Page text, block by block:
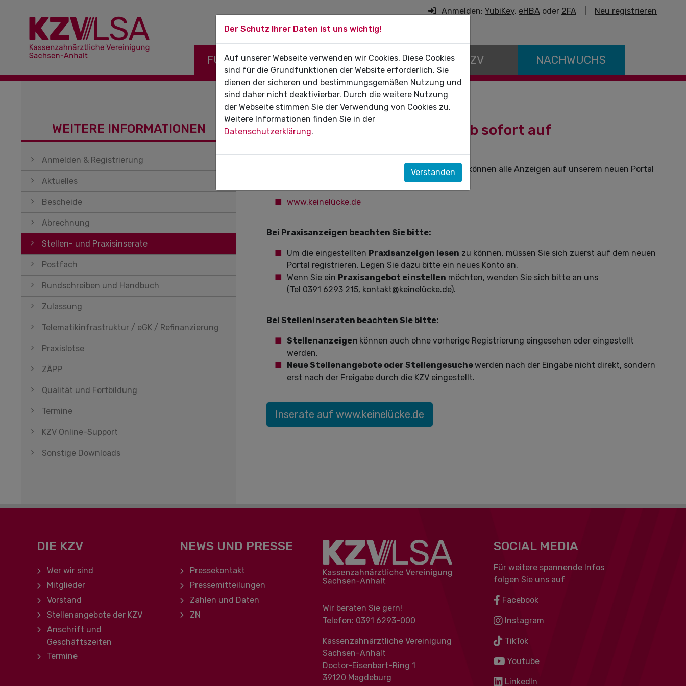
Anmelden: YubiKey, eHBA oder 2FA Neu registrieren
FÜR DIE PRAXIS FÜR PATIENTEN DIE KZV NACHWUCHS
Stellen- und Praxisinserate ab sofort auf
Unsere Stellen- und Praxisbörse ist umgezogen. Sie können alle Anzeigen auf unserem neuen Portal
www.keinelücke.de inserieren oder einsehen.
www.keinelücke.de
Bei Praxisanzeigen beachten Sie bitte:
Um die eingestellten Praxisanzeigen lesen zu können, müssen Sie sich zuerst auf dem neuen
Portal registrieren. Legen Sie dazu bitte ein neues Konto an.
Wenn Sie ein Praxisangebot einstellen möchten, wenden Sie sich bitte an uns
(Tel 0391 6293 215, kontakt@keinelücke.de).
Bei Stelleninseraten beachten Sie bitte:
Stellenanzeigen können auch ohne vorherige Registrierung eingesehen oder eingestellt
werden.
Neue Stellenangebote oder Stellengesuchewerden nach der Eingabe nicht direkt, sondern
erst nach der Freigabe durch die KZV eingestellt.
Inserate auf www.keinelücke.de
WEITERE INFORMATIONEN
Navigation überspringen
Anmelden & Registrierung
Aktuelles
Bescheide
Abrechnung
Stellen- und Praxisinserate
Postfach
Rundschreiben und Handbuch
Zulassung
Telematikinfrastruktur / eGK / Refinanzierung
Praxislotse
ZÄPP
Qualität und Fortbildung
Termine
KZV Online-Support
Sonstige Downloads
DIE KZV
Navigation überspringen
Wer wir sind
Mitglieder
Vorstand
Stellenangebote der KZV
Anschrift und
Geschäftszeiten
Termine
NEWS UND PRESSE
Navigation überspringen
Pressekontakt
Pressemitteilungen
Zahlen und Daten
ZN
Wir beraten Sie gern!
Telefon: 0391 ‍6293-000
Kassenzahnärztliche Vereinigung
Sachsen-Anhalt
Doctor-Eisenbart-Ring 1
39120 Magdeburg
SOCIAL MEDIA
Für weitere spannende Infos
folgen Sie uns auf
Facebook
Instagram
TikTok
Youtube
LinkedIn
Der Schutz Ihrer Daten ist uns wichtig!
Auf unserer Webseite verwenden wir Cookies. Diese Cookies
sind für die Grundfunktionen der Website erforderlich. Sie
dienen der sicheren und bestimmungsgemäßen Nutzung und
sind daher nicht deaktivierbar. Durch die weitere Nutzung
der Webseite stimmen Sie der Verwendung von Cookies zu.
Weitere Informationen finden Sie in der
Datenschutzerklärung.
Verstanden